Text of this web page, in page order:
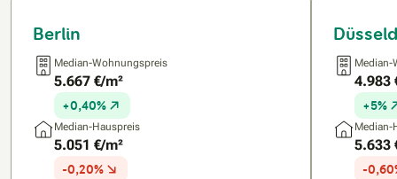
Berlin
Median-Wohnungspreis
5.667 €/m²
+0,40%
Median-Hauspreis
5.051 €/m²
-0,20%
Median-
4.983
+5%
Median-
5.633
-